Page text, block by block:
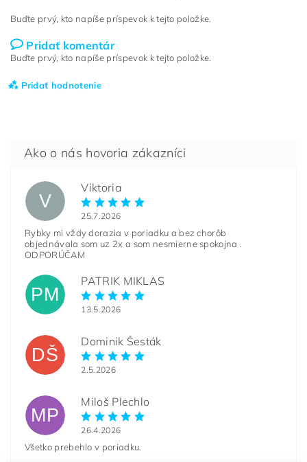
Buďte prvý, kto napíše príspevok k tejto položke.
Pridať komentár
Buďte prvý, kto napíše príspevok k tejto položke.
Pridať hodnotenie
V
Viktoria
25.7.2026
Rybky mi vždy dorazia v poriadku a bez chorôb
objednávala som uz 2x a som nesmierne spokojna .
ODPORÚČAM
PM
PATRIK MIKLAS
13.5.2026
DŠ
Dominik Šesták
2.5.2026
MP
Miloš Plechlo
26.4.2026
Všetko prebehlo v poriadku.